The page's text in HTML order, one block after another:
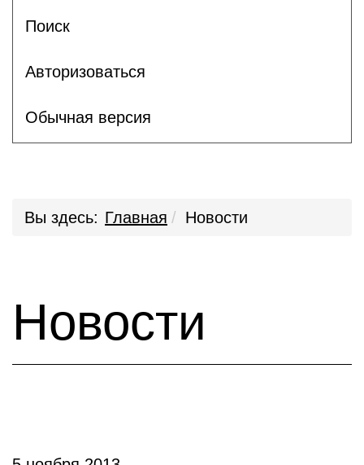
Поиск
Авторизоваться
Обычная версия
Вы здесь: Главная Новости
Новости